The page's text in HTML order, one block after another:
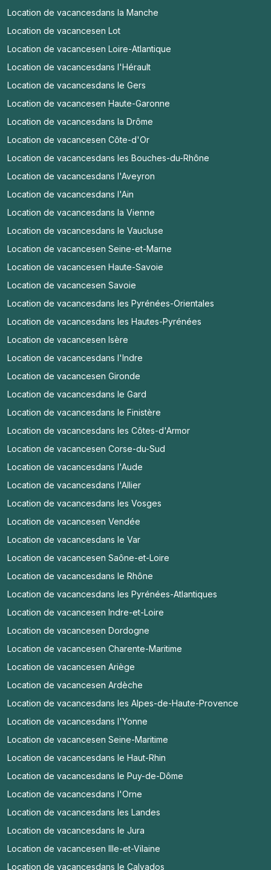
Location de vacancesdans la Manche
Location de vacancesen Lot
Location de vacancesen Loire-Atlantique
Location de vacancesdans l'Hérault
Location de vacancesdans le Gers
Location de vacancesen Haute-Garonne
Location de vacancesdans la Drôme
Location de vacancesen Côte-d'Or
Location de vacancesdans les Bouches-du-Rhône
Location de vacancesdans l'Aveyron
Location de vacancesdans l'Ain
Location de vacancesdans la Vienne
Location de vacancesdans le Vaucluse
Location de vacancesen Seine-et-Marne
Location de vacancesen Haute-Savoie
Location de vacancesen Savoie
Location de vacancesdans les Pyrénées-Orientales
Location de vacancesdans les Hautes-Pyrénées
Location de vacancesen Isère
Location de vacancesdans l'Indre
Location de vacancesen Gironde
Location de vacancesdans le Gard
Location de vacancesdans le Finistère
Location de vacancesdans les Côtes-d'Armor
Location de vacancesen Corse-du-Sud
Location de vacancesdans l'Aude
Location de vacancesdans l'Allier
Location de vacancesdans les Vosges
Location de vacancesen Vendée
Location de vacancesdans le Var
Location de vacancesen Saône-et-Loire
Location de vacancesdans le Rhône
Location de vacancesdans les Pyrénées-Atlantiques
Location de vacancesen Indre-et-Loire
Location de vacancesen Dordogne
Location de vacancesen Charente-Maritime
Location de vacancesen Ariège
Location de vacancesen Ardèche
Location de vacancesdans les Alpes-de-Haute-Provence
Location de vacancesdans l'Yonne
Location de vacancesen Seine-Maritime
Location de vacancesdans le Haut-Rhin
Location de vacancesdans le Puy-de-Dôme
Location de vacancesdans l'Orne
Location de vacancesdans les Landes
Location de vacancesdans le Jura
Location de vacancesen Ille-et-Vilaine
Location de vacancesdans le Calvados